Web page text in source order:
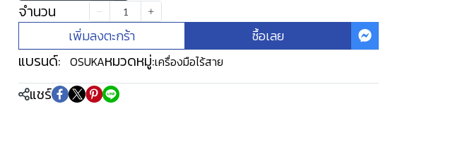
จำนวน
เพิ่มลงตะกร้า ซื้อเลย
แบรนด์: OSUKAหมวดหมู่:เครื่องมือไร้สาย
แชร์